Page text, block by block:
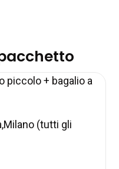
piccolo + bagalio a
(tutti gli